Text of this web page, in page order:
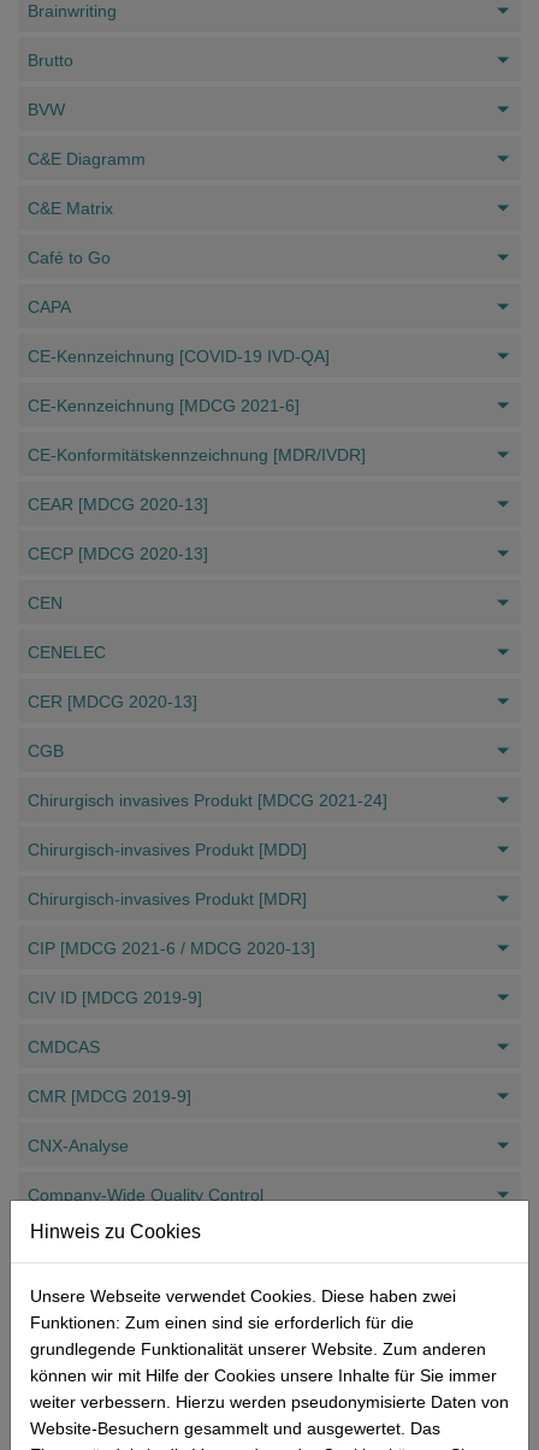
Brainwriting
Brutto
BVW
C&E Diagramm
C&E Matrix
Café to Go
CAPA
CE-Kennzeichnung [COVID-19 IVD-QA]
CE-Kennzeichnung [MDCG 2021-6]
CE-Konformitätskennzeichnung [MDR/IVDR]
CEAR [MDCG 2020-13]
CECP [MDCG 2020-13]
CEN
CENELEC
CER [MDCG 2020-13]
CGB
Chirurgisch invasives Produkt [MDCG 2021-24]
Chirurgisch-invasives Produkt [MDD]
Chirurgisch-invasives Produkt [MDR]
CIP [MDCG 2021-6 / MDCG 2020-13]
CIV ID [MDCG 2019-9]
CMDCAS
CMR [MDCG 2019-9]
CNX-Analyse
Company-Wide Quality Control
Compliance Audit
CON
Control chart
COPQ
Hinweis zu Cookies
Unsere Webseite verwendet Cookies. Diese haben zwei
Funktionen: Zum einen sind sie erforderlich für die
grundlegende Funktionalität unserer Website. Zum anderen
können wir mit Hilfe der Cookies unsere Inhalte für Sie immer
weiter verbessern. Hierzu werden pseudonymisierte Daten von
Website-Besuchern gesammelt und ausgewertet. Das